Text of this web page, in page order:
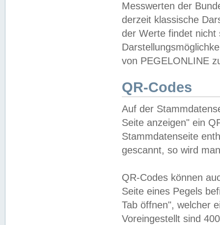
Messwerten der
derzeit klassische
der Werte findet
von PEGELONLINE
QR-Codes
Auf der
Seite anzeigen" ein
Stammdatenseite
gescannt, so wird
QR-Codes können
Seite eines Pegels
Tab öffnen", welcher
Voreingestellt sind